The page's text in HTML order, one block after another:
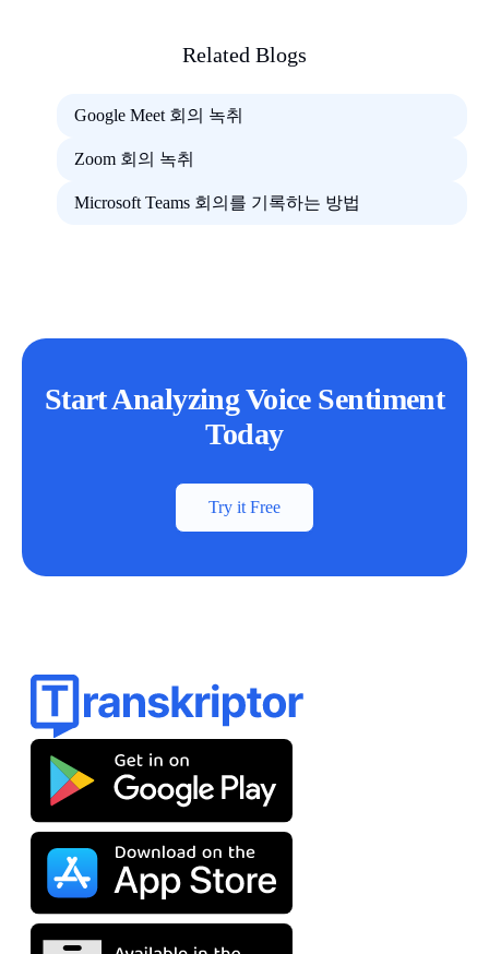
Related Blogs
Google Meet 회의 녹취
Zoom 회의 녹취
Microsoft Teams 회의를 기록하는 방법
Start Analyzing Voice Sentiment
Today
Try it Free